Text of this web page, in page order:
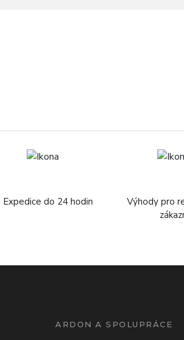
Expedice do 24 hodin
Výhody pro
ARDON A SPOLUPRÁCE